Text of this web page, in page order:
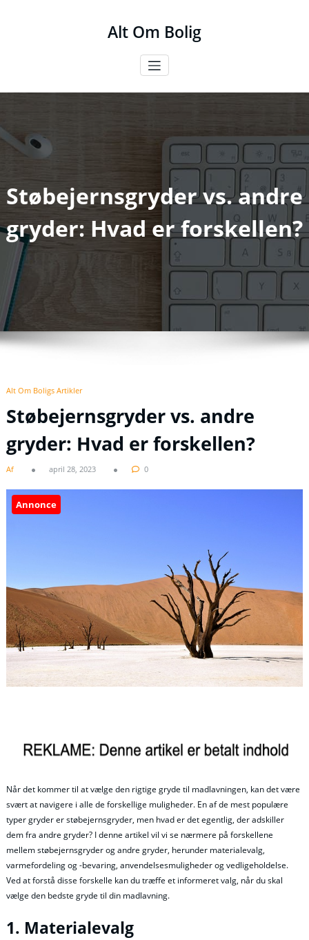
Alt Om Bolig
Støbejernsgryder vs. andre
gryder: Hvad er forskellen?
Alt Om Boligs Artikler
Støbejernsgryder vs. andre
gryder: Hvad er forskellen?
Af april 28, 2023 0
Annonce
Når det kommer til at vælge den rigtige gryde til madlavningen, kan det være
svært at navigere i alle de forskellige muligheder. En af de mest populære
typer gryder er støbejernsgryder, men hvad er det egentlig, der adskiller
dem fra andre gryder? I denne artikel vil vi se nærmere på forskellene
mellem støbejernsgryder og andre gryder, herunder materialevalg,
varmefordeling og -bevaring, anvendelsesmuligheder og vedligeholdelse.
Ved at forstå disse forskelle kan du træffe et informeret valg, når du skal
vælge den bedste gryde til din madlavning.
1. Materialevalg